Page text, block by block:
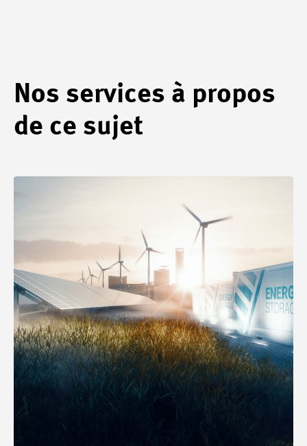
Nos services à propos
de ce sujet